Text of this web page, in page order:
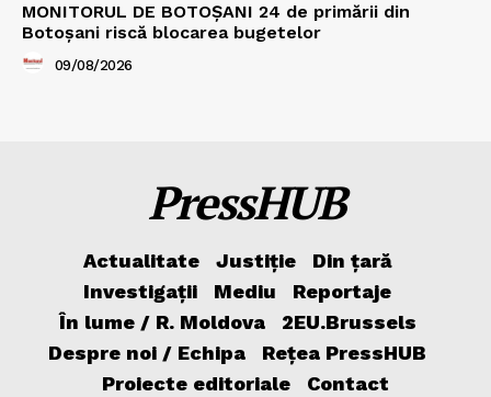
MONITORUL DE BOTOȘANI 24 de primării din
Botoșani riscă blocarea bugetelor
09/08/2026
PressHUB
Actualitate Justiție
Din țară
Investigații
Mediu
Reportaje
În lume / R. Moldova
2EU.Brussels
Despre noi / Echipa
Rețea PressHUB
Proiecte editoriale
Contact